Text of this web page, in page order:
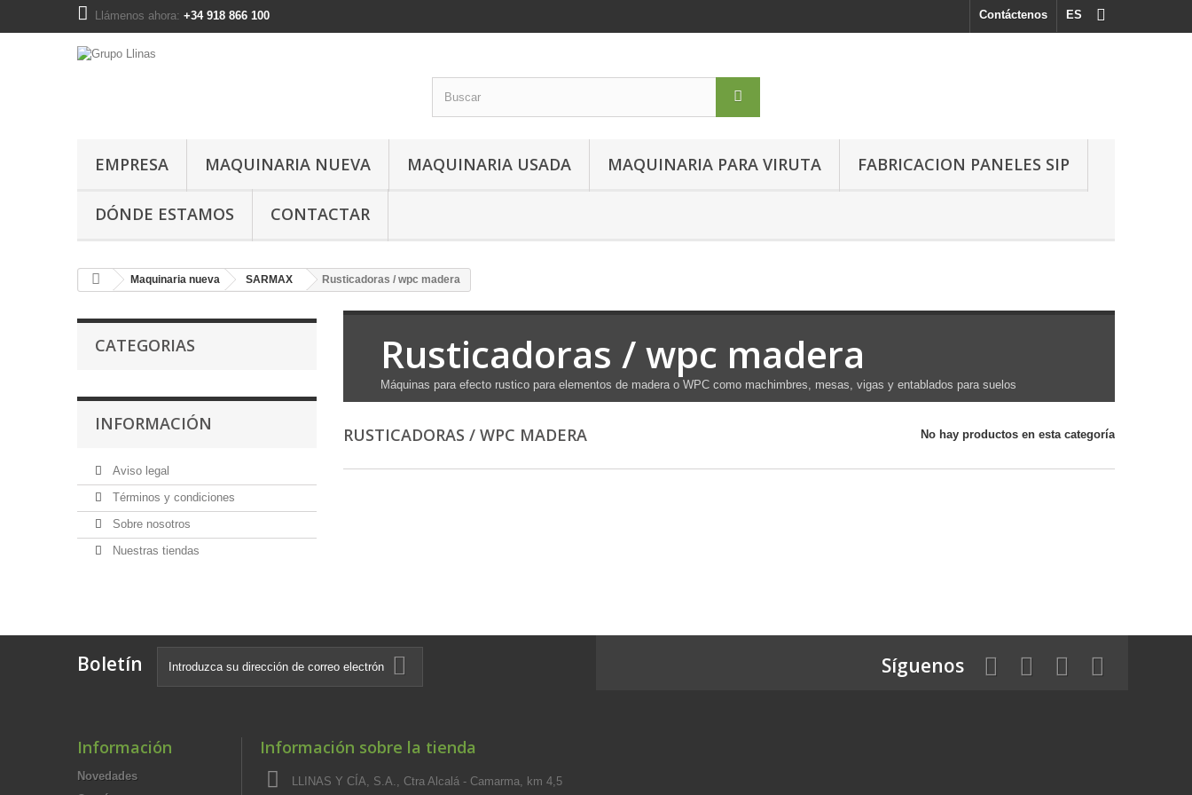
ES
Contáctenos
Llámenos ahora: +34 918 866 100
EMPRESA MAQUINARIA NUEVA MAQUINARIA USADA MAQUINARIA PARA VIRUTA FABRICACION PANELES SIP
DÓNDE ESTAMOS CONTACTAR
Maquinaria nueva SARMAX Rusticadoras / wpc madera
CATEGORIAS
INFORMACIÓN
Aviso legal
Términos y condiciones
Sobre nosotros
Nuestras tiendas
Rusticadoras / wpc madera
Máquinas para efecto rustico para elementos de madera o WPC como machimbres, mesas, vigas y entablados para suelos
RUSTICADORAS / WPC MADERA No hay productos en esta categoría
Boletín Síguenos
Información
Novedades
Información sobre la tienda
LLINAS Y CÍA, S.A., Ctra Alcalá - Camarma, km 4,5